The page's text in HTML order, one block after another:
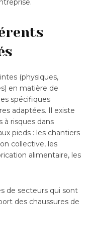
(physiques,
en matière de
spécifiques
adaptées. Il existe
à risques dans
pieds : les chantiers
collective, les
alimentaire, les
de secteurs qui sont
des chaussures de